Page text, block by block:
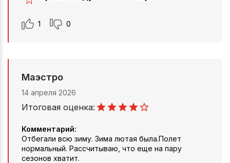
1 0
Маэстро
14 апреля 2026
Итоговая оценка:
Комментарий:
Отбегали всю зиму. Зима лютая была.Полет
нормальный. Рассчитываю, что еще на пару
сезонов хватит.